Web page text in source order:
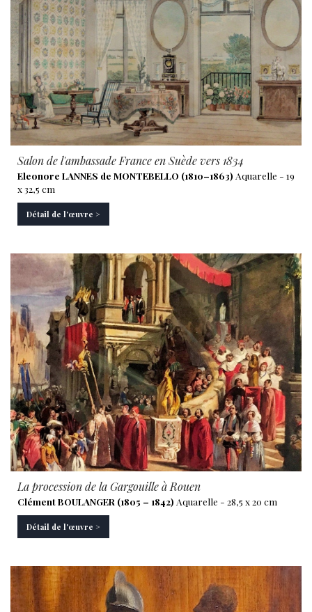
Salon de l'ambassade France en Suède vers 1834
Eleonore LANNES de MONTEBELLO (1810–1863) Aquarelle - 19
x 32,5 cm
Détail de l'œuvre >
La procession de la Gargouille à Rouen
Clément BOULANGER (1805 – 1842) Aquarelle - 28,5 x 20 cm
Détail de l'œuvre >